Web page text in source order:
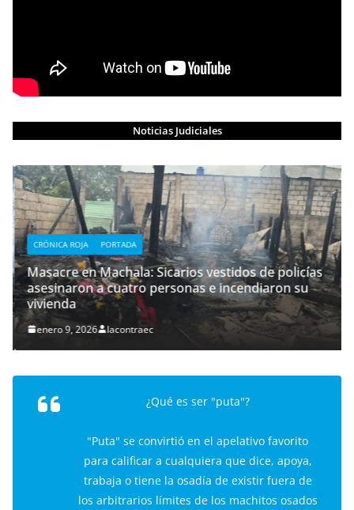
Noticias Judiciales
CRÓNICA ROJA PORTADA
Masacre en Machala: Sicarios vestidos de policías
asesinaron a cuatro personas e incendiaron su
vivienda
enero 9, 2026 lacontraec
¿Qué es ser "puta"?
"Puta" se convirtió en el apelativo favorito
para calificar a cualquiera que dice, apoya,
trabaja o tiene la osadía de existir fuera de
los arbitrarios límites de los machitos osados